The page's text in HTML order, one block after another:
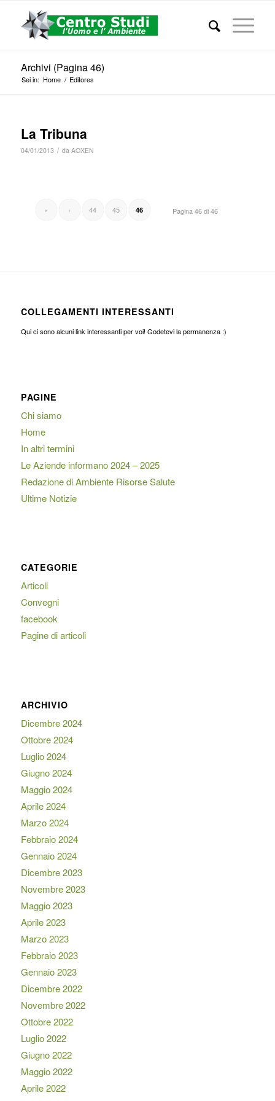
Archivi (Pagina 46)
Sei in: Home / Editores
La Tribuna
04/01/2013 / da AOXEN
Pagina 46 di 46
« ‹ 44 45 46
COLLEGAMENTI INTERESSANTI
Qui ci sono alcuni link interessanti per voi! Godetevi la permanenza :)
PAGINE
Chi siamo
Home
In altri termini
Le Aziende informano 2024 – 2025
Redazione di Ambiente Risorse Salute
Ultime Notizie
CATEGORIE
Articoli
Convegni
facebook
Pagine di articoli
ARCHIVIO
Dicembre 2024
Ottobre 2024
Luglio 2024
Giugno 2024
Maggio 2024
Aprile 2024
Marzo 2024
Febbraio 2024
Gennaio 2024
Dicembre 2023
Novembre 2023
Maggio 2023
Aprile 2023
Marzo 2023
Febbraio 2023
Gennaio 2023
Dicembre 2022
Novembre 2022
Ottobre 2022
Luglio 2022
Giugno 2022
Maggio 2022
Aprile 2022